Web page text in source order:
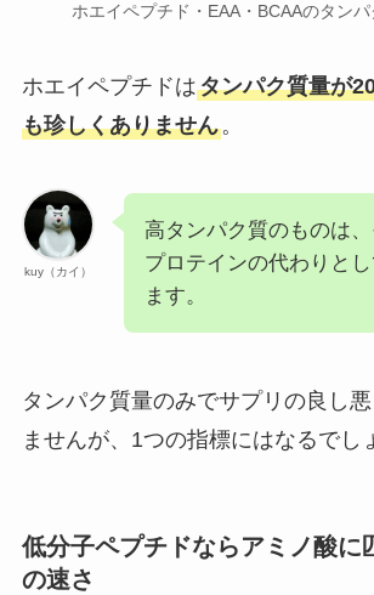
ホエイペプチド・EAA・BCAAのタン
ホエイペプチドはタンパク質量が
も珍しくありません。
kuy（カイ）
高タンパク質のものは、
プロテインの代わりとし
ます。
タンパク質量のみでサプリの良し
ませんが、1つの指標にはなるでし
低分子ペプチドならアミノ酸に
の速さ